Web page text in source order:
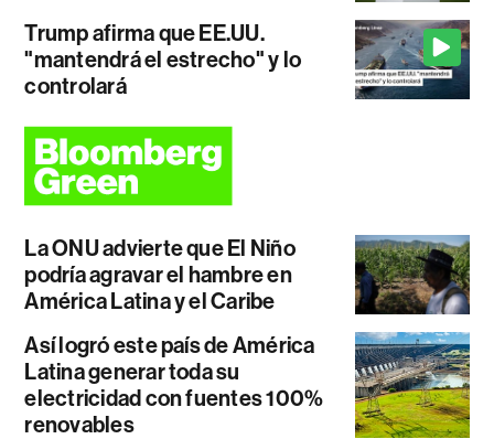
Trump afirma que EE.UU.
"mantendrá el estrecho" y lo
controlará
La ONU advierte que El Niño
podría agravar el hambre en
América Latina y el Caribe
Así logró este país de América
Latina generar toda su
electricidad con fuentes 100%
renovables